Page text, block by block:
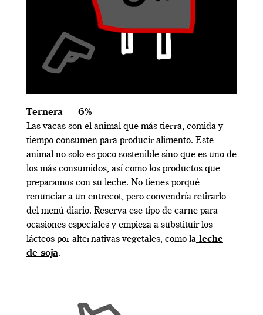
Ternera — 6%
Las vacas son el animal que más tierra, comida y
tiempo consumen para producir alimento. Este
animal no solo es poco sostenible sino que es uno de
los más consumidos, así como los productos que
preparamos con su leche. No tienes porqué
renunciar a un entrecot, pero convendría retirarlo
del menú diario. Reserva ese tipo de carne para
ocasiones especiales y empieza a substituir los
lácteos por alternativas vegetales, como la leche
de soja.